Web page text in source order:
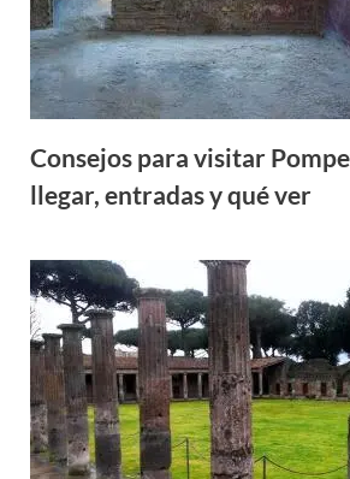
Consejos para visitar
llegar, entradas y qué ver